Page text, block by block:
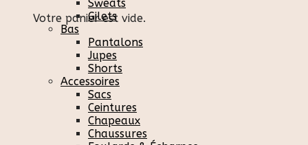
Votre panier est vide.
Sweats
Gilets
Bas
Pantalons
Jupes
Shorts
Accessoires
Sacs
Ceintures
Chapeaux
Chaussures